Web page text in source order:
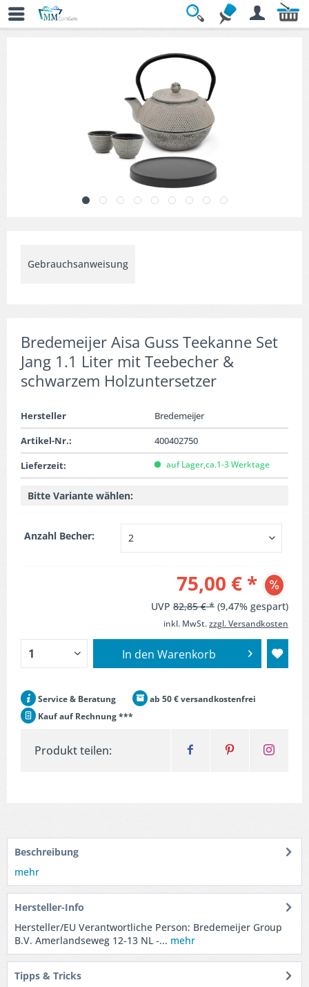
Übersicht
Gebrauchsanweisung
Bredemeijer Aisa Guss Teekanne Set
Jang 1.1 Liter mit Teebecher &
schwarzem Holzuntersetzer
Hersteller
Bredemeijer
Artikel-Nr.:
400402750
Lieferzeit:
auf Lager,ca.1-3 Werktage
Bitte Variante wählen:
Anzahl Becher:
75,00 € *
UVP 82,85 € * (9,47% gespart)
inkl. MwSt.zzgl. Versandkosten
In den Warenkorb
Service & Beratung
ab 50 € versandkostenfrei
Kauf auf Rechnung ***
Produkt teilen:
Beschreibung
mehr
Hersteller-Info
Hersteller/EU Verantwortliche Person: Bredemeijer Group
B.V. Amerlandseweg 12-13 NL -... mehr
Tipps & Tricks